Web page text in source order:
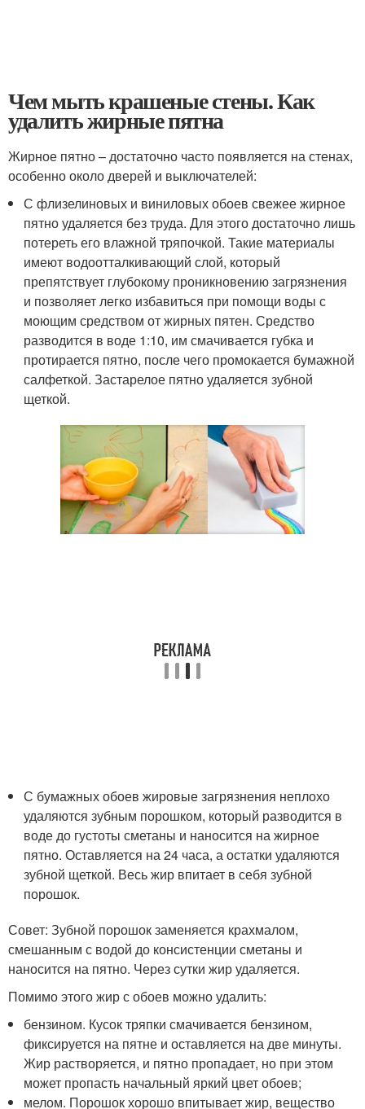
Чем мыть крашеные стены. Как
удалить жирные пятна
Жирное пятно – достаточно часто появляется на стенах,
особенно около дверей и выключателей:
С флизелиновых и виниловых обоев свежее жирное
пятно удаляется без труда. Для этого достаточно лишь
потереть его влажной тряпочкой. Такие материалы
имеют водоотталкивающий слой, который
препятствует глубокому проникновению загрязнения
и позволяет легко избавиться при помощи воды с
моющим средством от жирных пятен. Средство
разводится в воде 1:10, им смачивается губка и
протирается пятно, после чего промокается бумажной
салфеткой. Застарелое пятно удаляется зубной
щеткой.
С бумажных обоев жировые загрязнения неплохо
удаляются зубным порошком, который разводится в
воде до густоты сметаны и наносится на жирное
пятно. Оставляется на 24 часа, а остатки удаляются
зубной щеткой. Весь жир впитает в себя зубной
порошок.
Совет: Зубной порошок заменяется крахмалом,
смешанным с водой до консистенции сметаны и
наносится на пятно. Через сутки жир удаляется.
Помимо этого жир с обоев можно удалить:
бензином. Кусок тряпки смачивается бензином,
фиксируется на пятне и оставляется на две минуты.
Жир растворяется, и пятно пропадает, но при этом
может пропасть начальный яркий цвет обоев;
мелом. Порошок хорошо впитывает жир, вещество